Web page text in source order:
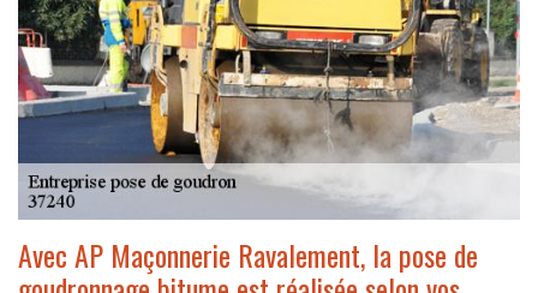
Avec AP Maçonnerie Ravalement, la pose de